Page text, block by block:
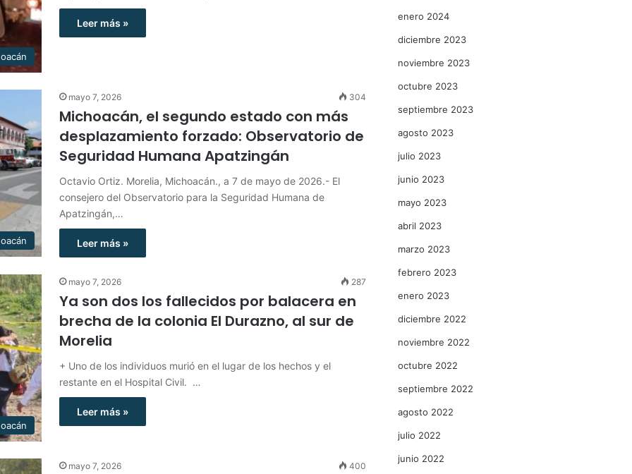
Leer más »
mayo 7, 2026 304
Michoacán, el segundo estado con más
desplazamiento forzado: Observatorio de
Seguridad Humana Apatzingán
Octavio Ortiz. Morelia, Michoacán., a 7 de mayo de 2026.- El
consejero del Observatorio para la Seguridad Humana de
Apatzingán,…
Leer más »
mayo 7, 2026 287
Ya son dos los fallecidos por balacera en
brecha de la colonia El Durazno, al sur de
Morelia
+ Uno de los individuos murió en el lugar de los hechos y el
restante en el Hospital Civil. …
Leer más »
mayo 7, 2026 400
enero 2024
diciembre 2023
noviembre 2023
octubre 2023
septiembre 2023
agosto 2023
julio 2023
junio 2023
mayo 2023
abril 2023
marzo 2023
febrero 2023
enero 2023
diciembre 2022
noviembre 2022
octubre 2022
septiembre 2022
agosto 2022
julio 2022
junio 2022